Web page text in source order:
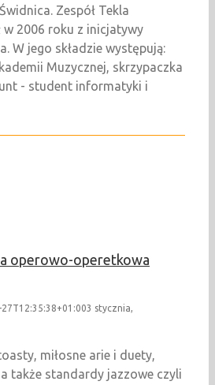
Zespół Tekla
w 2006 roku z inicjatywy
W jego składzie występują:
Muzycznej, skrzypaczka
- student informatyki i
operowo-operetkowa
3 stycznia,
miłosne arie i duety,
także standardy jazzowe czyli